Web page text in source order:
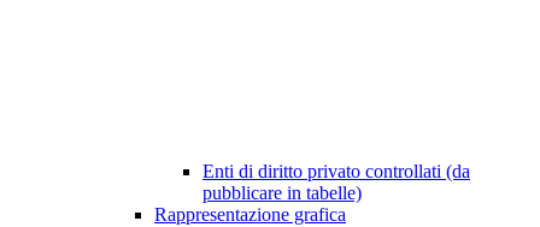
Enti di diritto privato controllati (da
pubblicare in tabelle)
Rappresentazione grafica